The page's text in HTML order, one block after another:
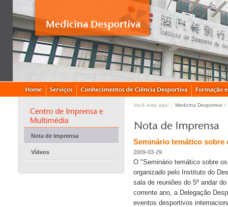
Nota de Imprensa
Vídeos
Você está aqui： Medicina Desportiva >
Seminário temático sobre
2009-03-29
O "Seminário temático sobre
organizado pelo Instituto do
sala de reuniões do 5º andar
corrente ano, a Delegação
eventos desportivos